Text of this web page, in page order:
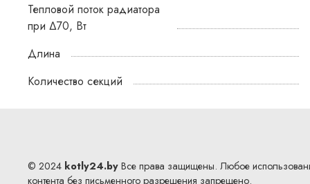
Тепловой поток радиатора
при ∆70, Вт
Длина
Количество секций
© 2024 kotly24.by Все права защищены. Любое
контента без письменного разрешения запрещено.